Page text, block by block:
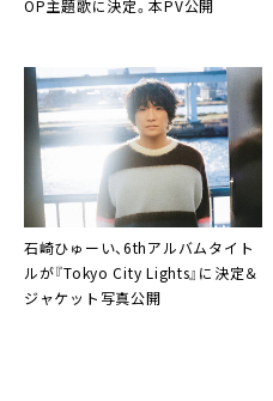
OP主題歌に決定。本PV公開
石崎ひゅーい、6thアルバムタイト
ルが『Tokyo City Lights』に決定＆
ジャケット写真公開